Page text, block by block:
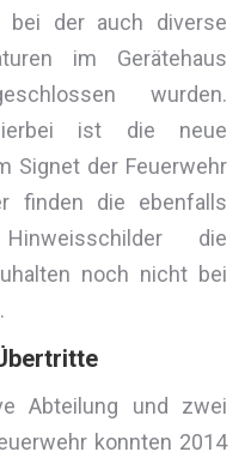
bei der auch diverse
im Gerätehaus
wurden.
ist die neue
Signet der Feuerwehr
finden die ebenfalls
die
noch nicht bei
Abteilung und zwei
konnten 2014